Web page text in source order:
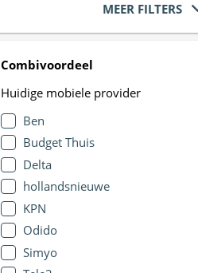
MEER FILTERS
Combivoordeel
Huidige mobiele provider
Ben
Budget Thuis
Delta
hollandsnieuwe
KPN
Odido
Simyo